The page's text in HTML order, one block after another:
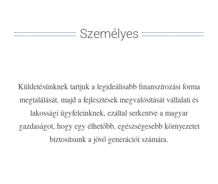
Személyes
Küldetésünknek tartjuk a legideálisabb finanszírozási forma
megtalálását, majd a fejlesztések megvalósítását vállalati és
lakossági ügyfeleinknek, ezáltal serkentve a magyar
gazdaságot, hogy egy élhetőbb, egészségesebb környezetet
biztosítsunk a jövő generációi számára.